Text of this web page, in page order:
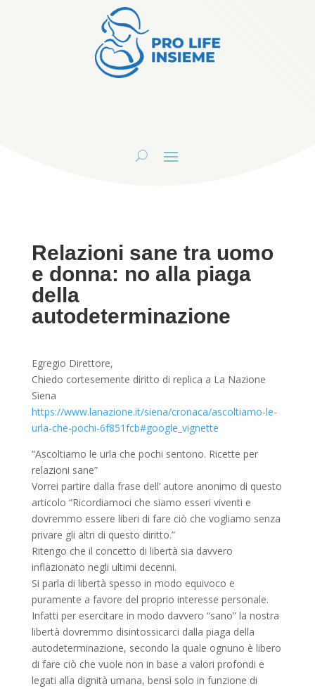
Relazioni sane tra uomo
e donna: no alla piaga
della
autodeterminazione
Egregio Direttore,
Chiedo cortesemente diritto di replica a La Nazione
Siena
https://www.lanazione.it/siena/cronaca/ascoltiamo-le-
urla-che-pochi-6f851fcb#google_vignette
“Ascoltiamo le urla che pochi sentono. Ricette per
relazioni sane”
Vorrei partire dalla frase dell’ autore anonimo di questo
articolo “Ricordiamoci che siamo esseri viventi e
dovremmo essere liberi di fare ciò che vogliamo senza
privare gli altri di questo diritto.”
Ritengo che il concetto di libertà sia davvero
inflazionato negli ultimi decenni.
Si parla di libertà spesso in modo equivoco e
puramente a favore del proprio interesse personale.
Infatti per esercitare in modo davvero “sano” la nostra
libertà dovremmo disintossicarci dalla piaga della
autodeterminazione, secondo la quale ognuno è libero
di fare ciò che vuole non in base a valori profondi e
legati alla dignità umana, bensì solo in funzione di